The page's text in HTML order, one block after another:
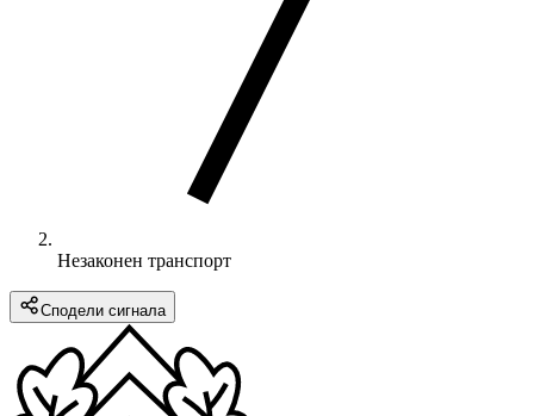
Незаконен транспорт
Сподели сигнала